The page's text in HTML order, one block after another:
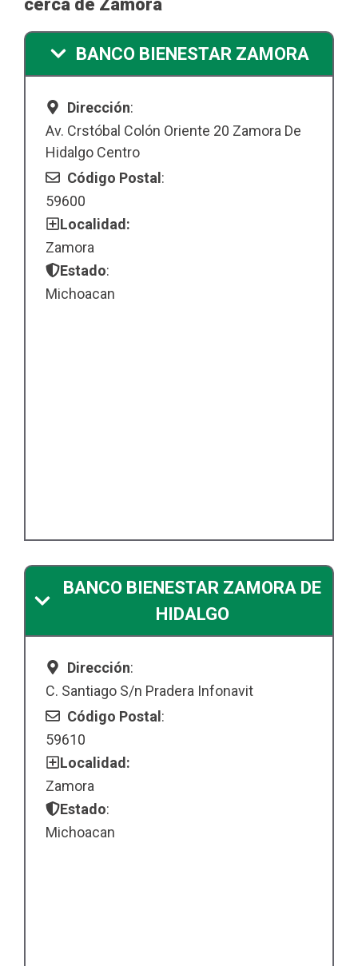
cerca de Zamora
BANCO BIENESTAR ZAMORA
Dirección:
Av. Crstóbal Colón Oriente 20 Zamora De
Hidalgo Centro
Código Postal:
59600
Localidad:
Zamora
Estado:
Michoacan
BANCO BIENESTAR ZAMORA DE
HIDALGO
Dirección:
C. Santiago S/n Pradera Infonavit
Código Postal:
59610
Localidad:
Zamora
Estado:
Michoacan